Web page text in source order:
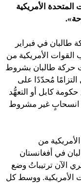
المتحدة الأمريكية
طالبان في فبراير
الأمريكية من
التزمت حركة طالبان بشروط
مُحدّدًا على
كابل أو التعهُّد
انسحابٍ غير مشروط
من
في أفغانستان
الآن ترتيباتُ وضع
الأمريكية. ووسط كل